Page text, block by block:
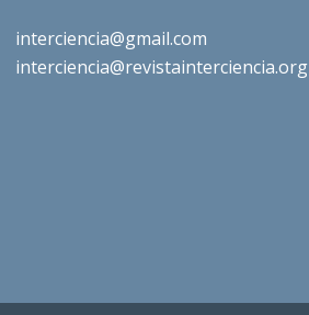
interciencia@gmail.com
interciencia@revistainterciencia.org